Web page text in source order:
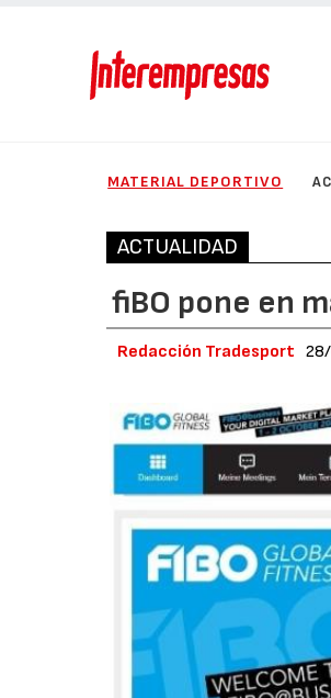
MATERIAL DEPORTIVO
ACTUALIDAD
fiBO pone en
Redacción Tradesport